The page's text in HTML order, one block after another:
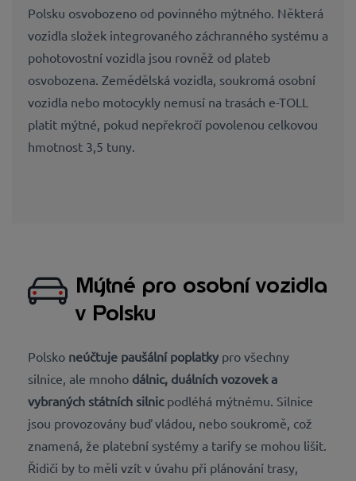
Polsku osvobozeno od povinného mýtného. Některá
vozidla složek integrovaného záchranného systému a
pohotovostní vozidla jsou rovněž od plateb
osvobozena. Zemědělská vozidla, soukromá osobní
vozidla nebo motocykly nemusí na trasách e-TOLL
platit mýtné, pokud nepřekročí povolenou celkovou
hmotnost 3,5 tuny.
Mýtné pro osobní vozidla
v Polsku
Polsko neúčtuje paušální poplatky pro všechny
silnice, ale mnoho dálnic, duálních vozovek a
vybraných státních silnicpodléhá mýtnému. Silnice
jsou provozovány buď vládou, nebo soukromě, což
znamená, že platební systémy a tarify se mohou lišit.
Řidiči by to měli vzít v úvahu při plánování trasy,